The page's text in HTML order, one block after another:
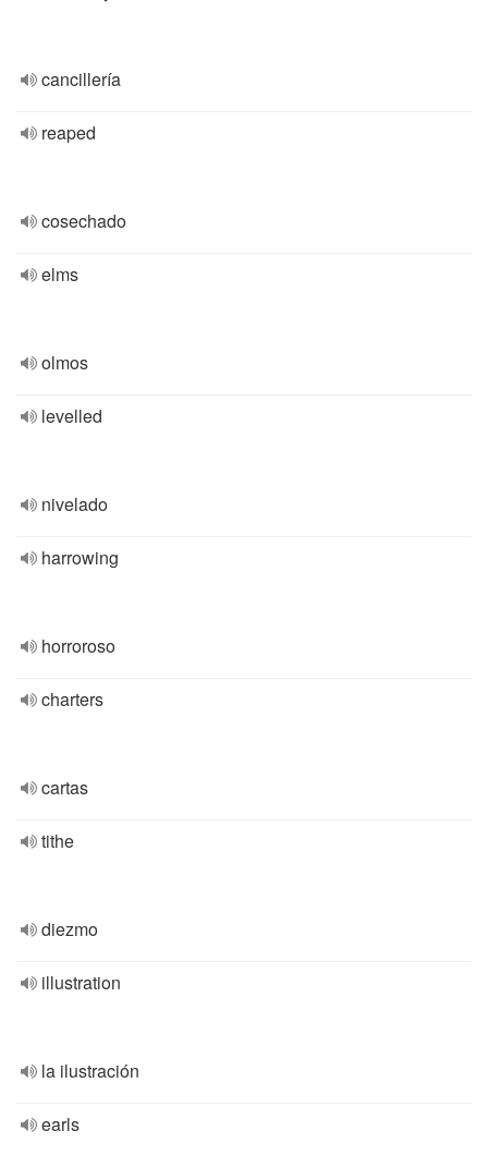
cancillería
reaped
cosechado
elms
olmos
levelled
nivelado
harrowing
horroroso
charters
cartas
tithe
diezmo
illustration
la ilustración
earls